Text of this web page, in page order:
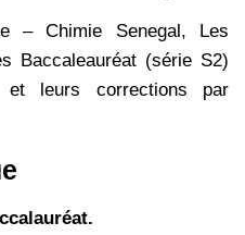
– Chimie Senegal, Les
Baccaleauréat (série S2)
et leurs corrections par